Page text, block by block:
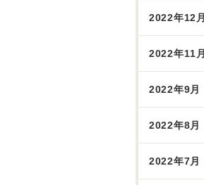
2022年12月
2022年11月
2022年9月
2022年8月
2022年7月